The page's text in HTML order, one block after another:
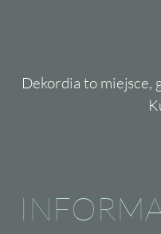
Dekordia to miejsce,